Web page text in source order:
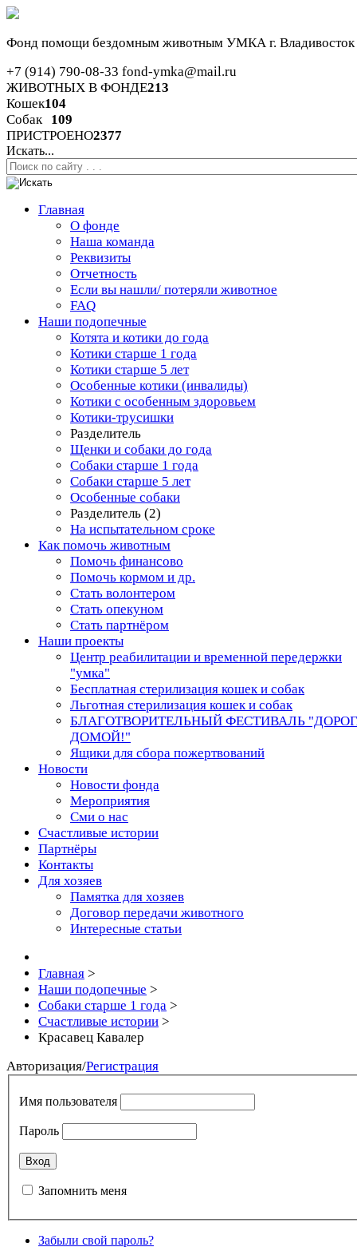
Фонд помощи бездомным животным УМКА г. Владивосток
+7 (914) 790-08-33 fond-ymka@mail.ru
ЖИВОТНЫХ В ФОНДЕ213
Кошек104
Собак
109
ПРИСТРОЕНО2377
Искать...
Главная
О фонде
Наша команда
Реквизиты
Отчетность
Если вы нашли/ потеряли животное
FAQ
Наши подопечные
Котята и котики до года
Котики старше 1 года
Котики старше 5 лет
Особенные котики (инвалиды)
Котики с особенным здоровьем
Котики-трусишки
Разделитель
Щенки и собаки до года
Собаки старше 1 года
Собаки старше 5 лет
Особенные собаки
Разделитель (2)
На испытательном сроке
Как помочь животным
Помочь финансово
Помочь кормом и др.
Стать волонтером
Стать опекуном
Стать партнёром
Наши проекты
Центр реабилитации и временной передержки
"умка"
Бесплатная стерилизация кошек и собак
Льготная стерилизация кошек и собак
БЛАГОТВОРИТЕЛЬНЫЙ ФЕСТИВАЛЬ
ДОМОЙ!"
Ящики для сбора пожертвований
Новости
Новости фонда
Мероприятия
Сми о нас
Счастливые истории
Партнёры
Контакты
Для хозяев
Памятка для хозяев
Договор передачи животного
Интересные статьи
Главная >
Наши подопечные >
Собаки старше 1 года >
Счастливые истории >
Красавец Кавалер
Авторизация/Регистрация
Имя пользователя
Пароль
Запомнить меня
Забыли свой пароль?